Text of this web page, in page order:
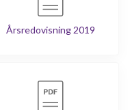
Årsredovisning 2019